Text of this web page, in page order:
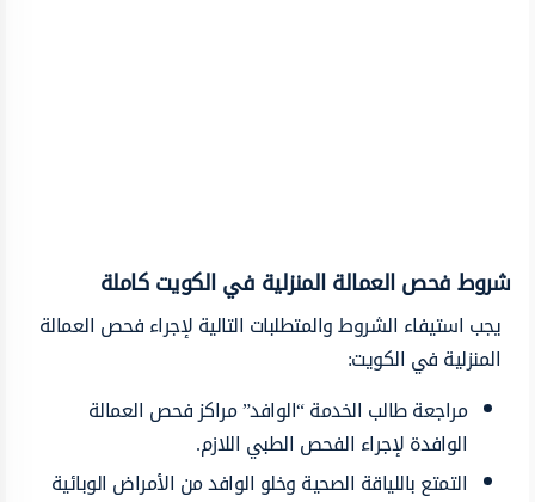
شروط فحص العمالة المنزلية في الكويت كاملة
يجب استيفاء الشروط والمتطلبات التالية لإجراء فحص العمالة
المنزلية في الكويت:
مراجعة طالب الخدمة “الوافد” مراكز فحص العمالة
الوافدة لإجراء الفحص الطبي اللازم.
التمتع باللياقة الصحية وخلو الوافد من الأمراض الوبائية